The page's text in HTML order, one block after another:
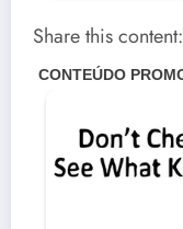
Share this content: